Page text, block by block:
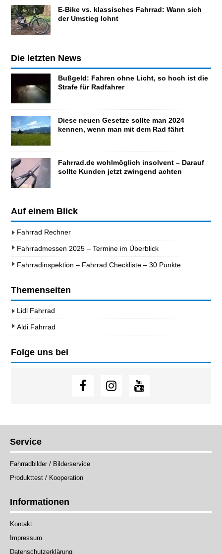
E-Bike vs. klassisches Fahrrad: Wann sich
der Umstieg lohnt
Die letzten News
Bußgeld: Fahren ohne Licht, so hoch ist die
Strafe für Radfahrer
Diese neuen Gesetze sollte man 2024
kennen, wenn man mit dem Rad fährt
Fahrrad.de wohlmöglich insolvent – Darauf
sollte Kunden jetzt zwingend achten
Auf einem Blick
Fahrrad Rechner
Fahrradmessen 2025 – Termine im Überblick
Fahrradinspektion – Fahrrad Checkliste – 30 Punkte
Themenseiten
Lidl Fahrrad
Aldi Fahrrad
Folge uns bei
Service
Fahrradbilder / Bilderservice
Produkttest / Kooperation
Informationen
Kontakt
Impressum
Datenschutzerklärung